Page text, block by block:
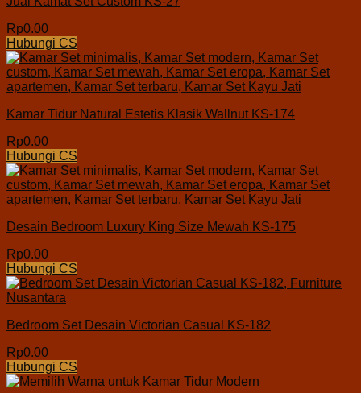
Rp0.00
Hubungi CS
Kamar Tidur Natural Estetis Klasik Wallnut KS-174
Rp0.00
Hubungi CS
Desain Bedroom Luxury King Size Mewah KS-175
Rp0.00
Hubungi CS
Bedroom Set Desain Victorian Casual KS-182
Rp0.00
Hubungi CS